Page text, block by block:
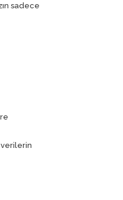
sadece